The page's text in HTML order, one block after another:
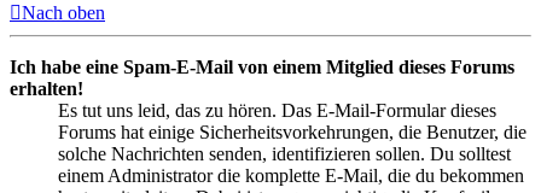
Nach oben
Ich habe eine Spam-E-Mail von einem Mitglied dieses Forums
erhalten!
Es tut uns leid, das zu hören. Das E-Mail-Formular dieses
Forums hat einige Sicherheitsvorkehrungen, die Benutzer, die
solche Nachrichten senden, identifizieren sollen. Du solltest
einem Administrator die komplette E-Mail, die du bekommen